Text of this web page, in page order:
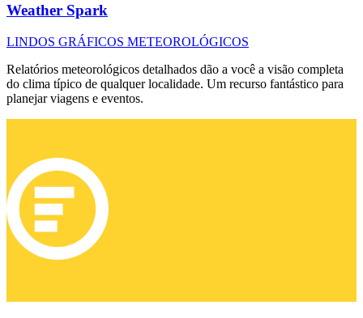
Weather Spark
LINDOS GRÁFICOS METEOROLÓGICOS
Relatórios meteorológicos detalhados dão a você a visão completa
do clima típico de qualquer localidade. Um recurso fantástico para
planejar viagens e eventos.